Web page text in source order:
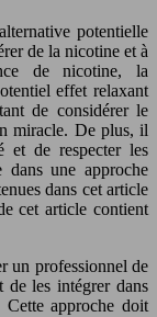
potentielle
de la nicotine et à
de nicotine, la
effet relaxant
de considérer le
miracle. De plus, il
et de respecter les
dans une approche
dans cet article
cet article contient
un professionnel de
de les intégrer dans
Cette approche doit